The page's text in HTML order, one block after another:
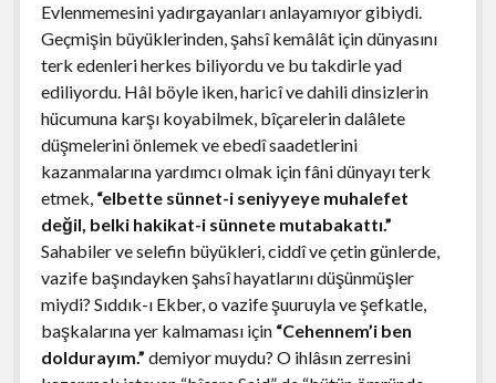
Evlenmemesini yadırgayanları anlayamıyor gibiydi.
Geçmişin büyüklerinden, şahsî kemâlât için dünyasını
terk edenleri herkes biliyordu ve bu takdirle yad
ediliyordu. Hâl böyle iken, haricî ve dahili dinsizlerin
hücumuna karşı koyabilmek, bîçarelerin dalâlete
düşmelerini önlemek ve ebedî saadetlerini
kazanmalarına yardımcı olmak için fâni dünyayı terk
etmek, “elbette sünnet-i seniyyeye muhalefet
değil, belki hakikat-i sünnete mutabakattı.”
Sahabiler ve selefin büyükleri, ciddî ve çetin günlerde,
vazife başındayken şahsî hayatlarını düşünmüşler
miydi? Sıddık-ı Ekber, o vazife şuuruyla ve şefkatle,
başkalarına yer kalmaması için “Cehennem’i ben
doldurayım.” demiyor muydu? O ihlâsın zerresini